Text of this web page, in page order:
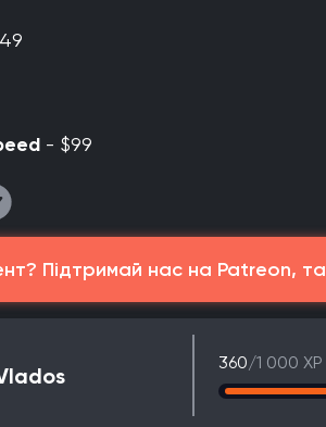
- $99
Підтримай нас на Patreon, та
360/1 000 XP